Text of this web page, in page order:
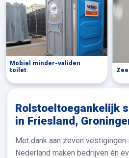
Mobiel minder-validen
toilet.
Rolstoeltoegankelijk
in Friesland,
Met dank aan zeven vestigingen
Nederland maken bedrijven én